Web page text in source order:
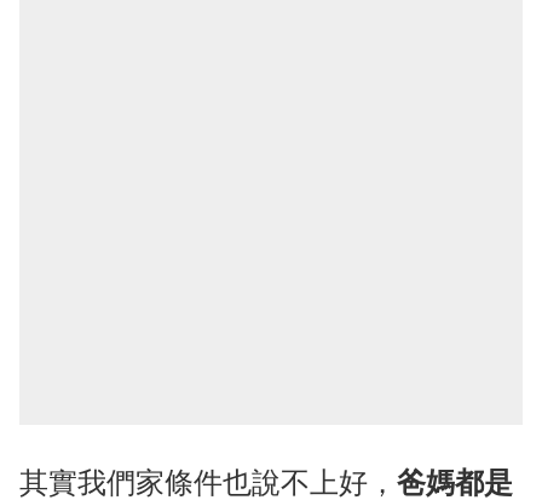
其實我們家條件也說不上好， 爸媽都是